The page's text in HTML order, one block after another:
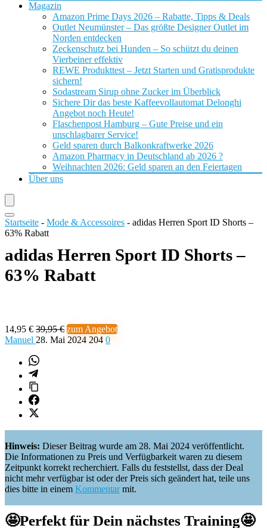
Magazin
Amazon Prime Days 2026 – Rabatte, Tipps & Deals
Outlet Neumünster – Das größte Designer Outlet im
Norden entdecken
Zeckenschutz bei Hunden – So schützt du deinen
Vierbeiner effektiv
REWE Produkttest – Jetzt Starten und Gratisprodukte
sichern!
Sodastream Sirup ohne Zucker im Überblick
Sichere Dir das beste Kaffeevollautomat Delonghi
Angebot noch Heute!
Flaschenpost Hamburg – Gute Preise und ein
unschlagbarer Service!
Geld sparen durch Balkonkraftwerke 2026
Amazon Pharmacy in Deutschland ab 2026 ?
Weihnachten 2026: Geld sparen an den Feiertagen
Über uns
Startseite - Mode & Accessoires - adidas Herren Sport ID Shorts –
63% Rabatt
adidas Herren Sport ID Shorts –
63% Rabatt
14,95 € 39,95 € zum Angebot
Manuel 28. Mai 2024 204 0
Hinweis: Dieser Beitrag wurde am 28. Mai 2024 veröffentlicht.
Die Informationen zu Preis und Verfügbarkeit waren zu diesem
Zeitpunkt korrekt recherchiert. Falls du feststellst, dass der Deal
nicht mehr verfügbar ist oder der Preis sich geändert hat, teile uns
dies bitte in einem Kommentarmit.
🤩Perfekt für Dein nächstes Training🤩